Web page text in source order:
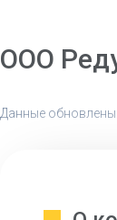
ООО
Данные